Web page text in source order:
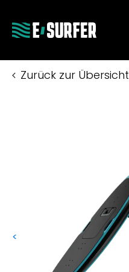
Zurück zur Übersicht
<